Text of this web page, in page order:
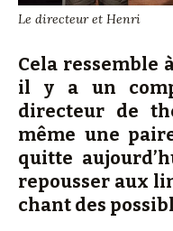
Le directeur et Henri
Cela ressemble
il y a un
directeur de
même une
quitte
repousser aux
chant des